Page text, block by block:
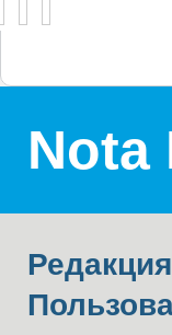
Nota
Редакция